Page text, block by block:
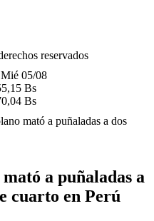
reservados
Mié 05/08
Bs
Bs
mató a puñaladas a dos
a puñaladas a
cuarto en Perú